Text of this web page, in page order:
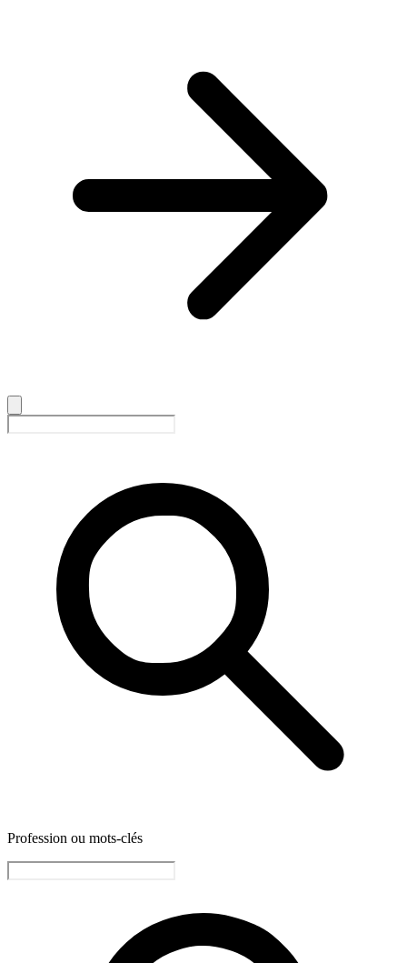
Profession ou mots-clés